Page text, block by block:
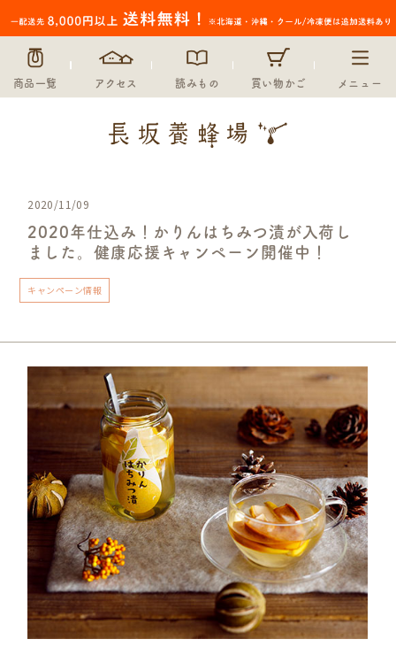
商品一覧 アクセス 読みもの 買い物かご メニュー
2020/11/09
2020年仕込み！かりんはちみつ漬が入荷し
ました。健康応援キャンペーン開催中！
キャンペーン情報